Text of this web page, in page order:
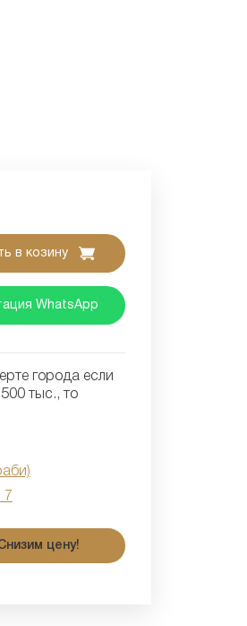
в козину
WhatsApp
города если
тыс., то
7
цену!